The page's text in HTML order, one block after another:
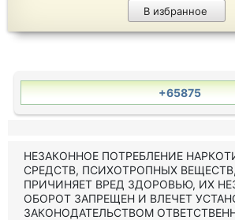
В избранное
+65875
НЕЗАКОННОЕ ПОТРЕБЛЕНИЕ
СРЕДСТВ, ПСИХОТРОПНЫХ
ПРИЧИНЯЕТ ВРЕД ЗДОРОВЬЮ, ИХ
ОБОРОТ ЗАПРЕЩЕН И ВЛЕЧЕТ
ЗАКОНОДАТЕЛЬСТВОМ